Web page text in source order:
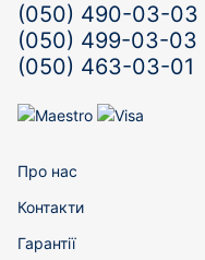
(050) 490-03-03
(050) 499-03-03
(050) 463-03-01
Про нас
Контакти
Гарантії